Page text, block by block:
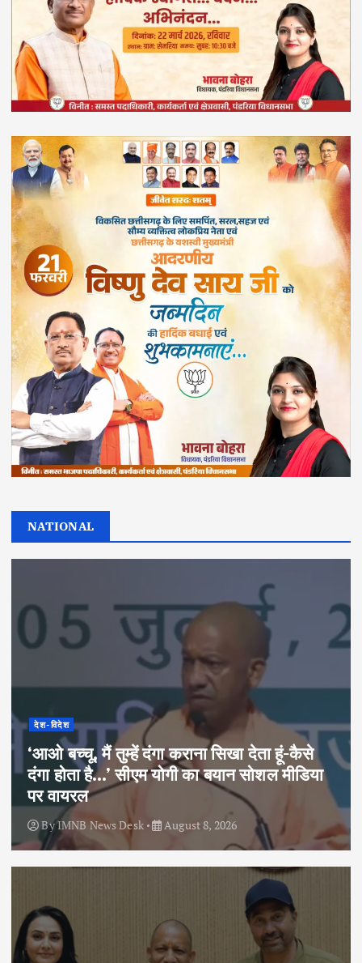
NATIONAL
देश-विदेश
‘आओ बच्चू, मैं तुम्हें दंगा कराना सिखा देता हूं-कैसे
दंगा होता है…’ सीएम योगी का बयान सोशल मीडिया
पर वायरल
ByIMNB News Desk August 8, 2026